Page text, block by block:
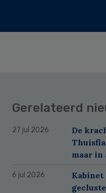
Gerelateerd
27 jul 2026
De
maar in
6 jul 2026